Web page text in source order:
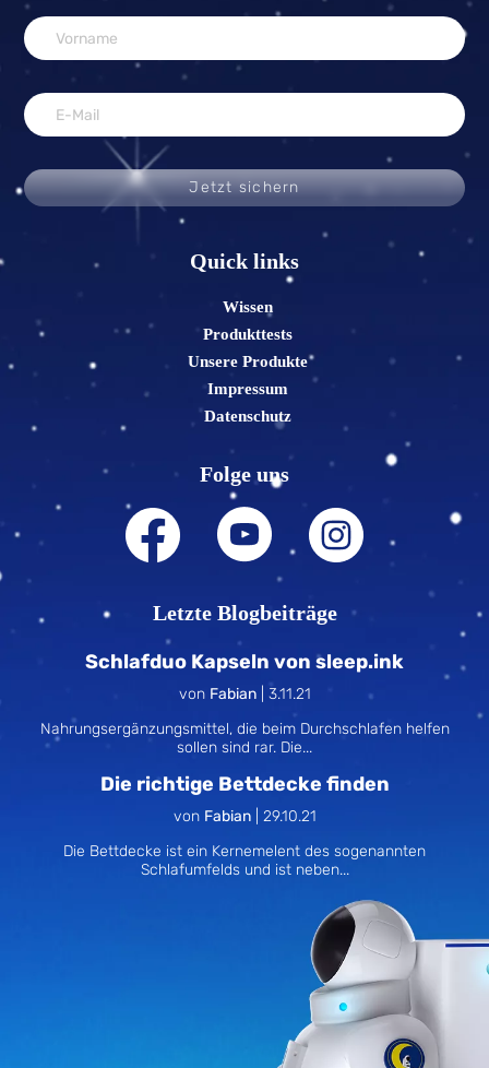
Jetzt sichern
Quick links
Wissen
Produkttests
Unsere Produkte
Impressum
Datenschutz
Folge uns
Letzte Blogbeiträge
Schlafduo Kapseln von sleep.ink
von Fabian| 3.11.21
Nahrungsergänzungsmittel, die beim Durchschlafen helfen
sollen sind rar. Die...
Die richtige Bettdecke finden
von Fabian| 29.10.21
Die Bettdecke ist ein Kernemelent des sogenannten
Schlafumfelds und ist neben...